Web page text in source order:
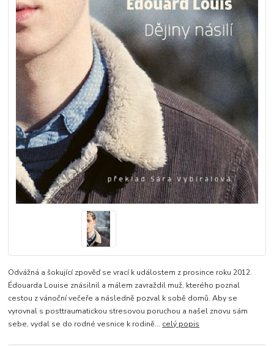
Odvážná a šokující zpověď se vrací k událostem z prosince roku 2012.
Édouarda Louise znásilnil a málem zavraždil muž, kterého poznal
cestou z vánoční večeře a následně pozval k sobě domů. Aby se
vyrovnal s posttraumatickou stresovou poruchou a našel znovu sám
sebe, vydal se do rodné vesnice k rodině... celý popis